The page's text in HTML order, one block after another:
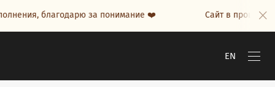
благодарю за понимание ❤️ Сайт в процессе
EN